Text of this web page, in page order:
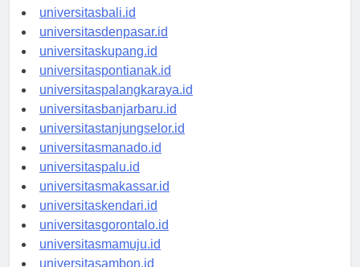
universitasbanten.id
universitasbali.id
universitasdenpasar.id
universitaskupang.id
universitaspontianak.id
universitaspalangkaraya.id
universitasbanjarbaru.id
universitastanjungselor.id
universitasmanado.id
universitaspalu.id
universitasmakassar.id
universitaskendari.id
universitasgorontalo.id
universitasmamuju.id